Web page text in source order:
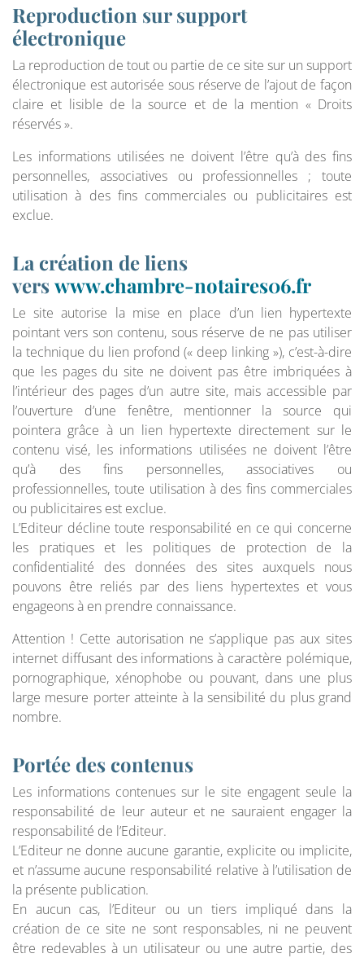
Reproduction sur support
électronique
La reproduction de tout ou partie de ce site sur un support
électronique est autorisée sous réserve de l’ajout de façon
claire et lisible de la source et de la mention « Droits
réservés ».
Les informations utilisées ne doivent l’être qu’à des fins
personnelles, associatives ou professionnelles ; toute
utilisation à des fins commerciales ou publicitaires est
exclue.
La création de liens
verswww.chambre-notaires06.fr
Le site autorise la mise en place d’un lien hypertexte
pointant vers son contenu, sous réserve de ne pas utiliser
la technique du lien profond (« deep linking »), c’est-à-dire
que les pages du site ne doivent pas être imbriquées à
l’intérieur des pages d’un autre site, mais accessible par
l’ouverture d’une fenêtre, mentionner la source qui
pointera grâce à un lien hypertexte directement sur le
contenu visé, les informations utilisées ne doivent l’être
qu’à des fins personnelles, associatives ou
professionnelles, toute utilisation à des fins commerciales
ou publicitaires est exclue.
L’Editeur décline toute responsabilité en ce qui concerne
les pratiques et les politiques de protection de la
confidentialité des données des sites auxquels nous
pouvons être reliés par des liens hypertextes et vous
engageons à en prendre connaissance.
Attention ! Cette autorisation ne s’applique pas aux sites
internet diffusant des informations à caractère polémique,
pornographique, xénophobe ou pouvant, dans une plus
large mesure porter atteinte à la sensibilité du plus grand
nombre.
Portée des contenus
Les informations contenues sur le site engagent seule la
responsabilité de leur auteur et ne sauraient engager la
responsabilité de l’Editeur.
L’Editeur ne donne aucune garantie, explicite ou implicite,
et n’assume aucune responsabilité relative à l’utilisation de
la présente publication.
En aucun cas, l’Editeur ou un tiers impliqué dans la
création de ce site ne sont responsables, ni ne peuvent
être redevables à un utilisateur ou une autre partie, des